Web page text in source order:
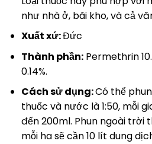
như nhà ở, bãi kho, và cả
Xuất xứ:Đức
Thành phần:Permethrin
0.14%.
Cách sử dụng:Có thể
thuốc và nước là 1:50, mỗi
đến 200ml. Phun ngoài trời
mỗi ha sẽ cần 10 lít dung